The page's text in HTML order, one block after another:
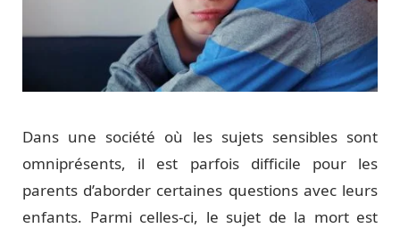
Dans une société où les sujets sensibles sont
omniprésents, il est parfois difficile pour les
parents d’aborder certaines questions avec leurs
enfants. Parmi celles-ci, le sujet de la mort est